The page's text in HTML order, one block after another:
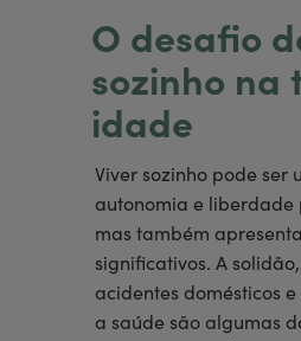
O desafio
sozinho na
idade
Viver sozinho pode ser
autonomia e liberdade
mas também
significativos. A
acidentes domésticos
a saúde são algumas